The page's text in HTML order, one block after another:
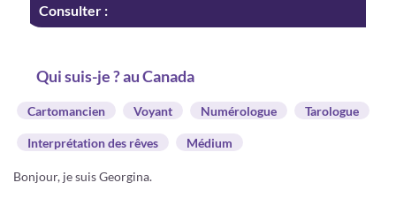
Consulter :
Qui suis-je ? au Canada
Cartomancien Voyant Numérologue Tarologue
Interprétation des rêves Médium
Bonjour, je suis Georgina.